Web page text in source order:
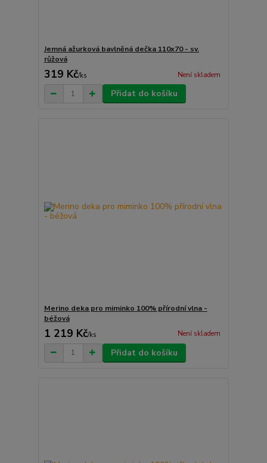
Jemná ažurková bavlněná dečka 110x70 - sv.
růžová
319 Kč/ks Není skladem
Přidat do košíku
Merino deka pro miminko 100% přírodní vlna -
béžová
1 219 Kč/ks Není skladem
Přidat do košíku